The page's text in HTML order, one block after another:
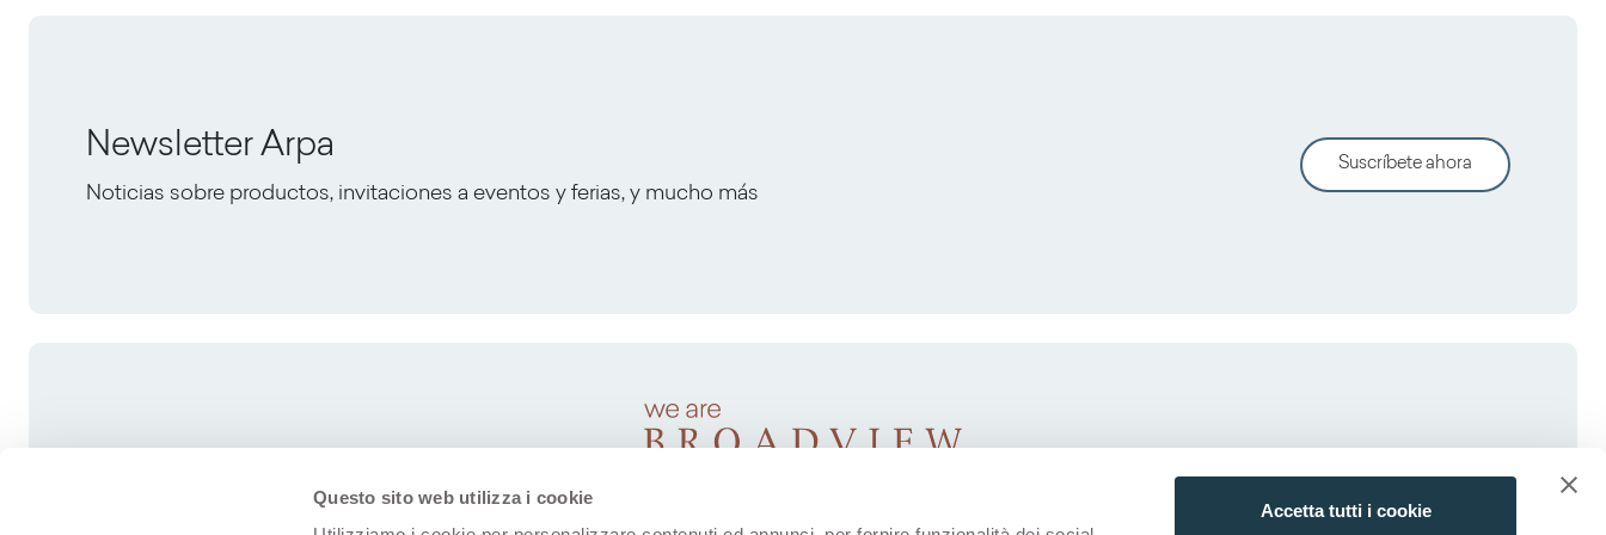
Questo sito web utilizza i cookie
Accetta tutti i cookie
Newsletter Arpa
Noticias sobre productos, invitaciones a eventos y ferias, y mucho más
Suscríbete ahora